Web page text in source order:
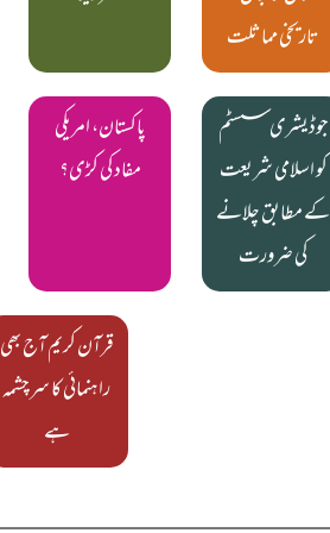
تاریخی مماثلت
جوڈیشری سسٹم
کو اسلامی شریعت
کے مطابق چلانے
کی ضرورت
پاکستان، امریکی
مفاد کی کڑی؟
قرآن کریم آج بھی
راہنمائی کا سرچشمہ
ہے